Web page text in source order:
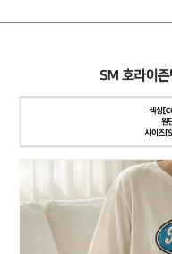
페이코 ID로